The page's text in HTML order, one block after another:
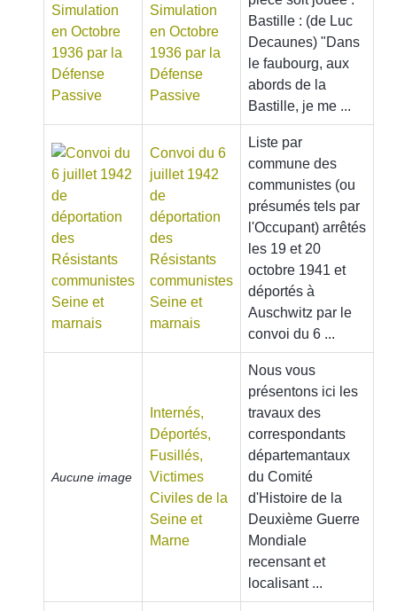
Simulation
en Octobre
1936 par la
Défense
Passive
Bastille : (de Luc
Decaunes) "Dans
le faubourg, aux
abords de la
Bastille, je me ...
Convoi du 6
juillet 1942
de
déportation
des
Résistants
communistes
Seine et
marnais
Liste par
commune des
communistes (ou
présumés tels par
l'Occupant) arrêtés
les 19 et 20
octobre 1941 et
déportés à
Auschwitz par le
convoi du 6 ...
Aucune image
Internés,
Déportés,
Fusillés,
Victimes
Civiles de la
Seine et
Marne
Nous vous
présentons ici les
travaux des
correspondants
départemantaux
du Comité
d'Histoire de la
Deuxième Guerre
Mondiale
recensant et
localisant ...